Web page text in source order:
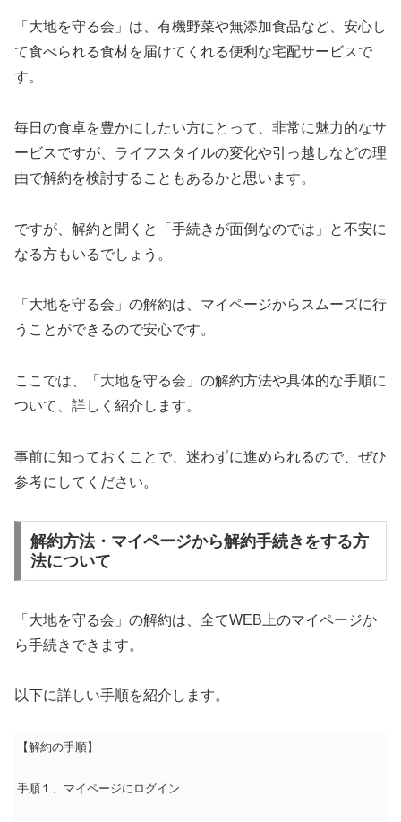
「大地を守る会」は、有機野菜や無添加食品など、安心し
て食べられる食材を届けてくれる便利な宅配サービスで
す。
毎日の食卓を豊かにしたい方にとって、非常に魅力的なサ
ービスですが、ライフスタイルの変化や引っ越しなどの理
由で解約を検討することもあるかと思います。
ですが、解約と聞くと「手続きが面倒なのでは」と不安に
なる方もいるでしょう。
「大地を守る会」の解約は、マイページからスムーズに行
うことができるので安心です。
ここでは、「大地を守る会」の解約方法や具体的な手順に
ついて、詳しく紹介します。
事前に知っておくことで、迷わずに進められるので、ぜひ
参考にしてください。
解約方法・マイページから解約手続きをする方
法について
「大地を守る会」の解約は、全てWEB上のマイページか
ら手続きできます。
以下に詳しい手順を紹介します。
【解約の手順】
手順１、マイページにログイン